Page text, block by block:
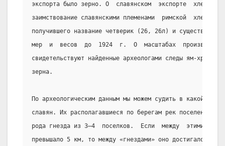
экспорта было зерно. О  славянском  экспорте  хлеба
заимствование славянскими племенами  римской
получившего название четверик (26, 26л) и
мер  и  весов  до  1924  г.  О  масштабах
свидетельствуют найденные археологами следы ям-
зерна.
По археологическим данным мы можем судить в какой-то
славян. Их располагавшиеся по берегам рек поселения
рода гнезда из 3—4  поселков.  Если  между  этими
превышало 5 км, то между «гнездами» оно достигало